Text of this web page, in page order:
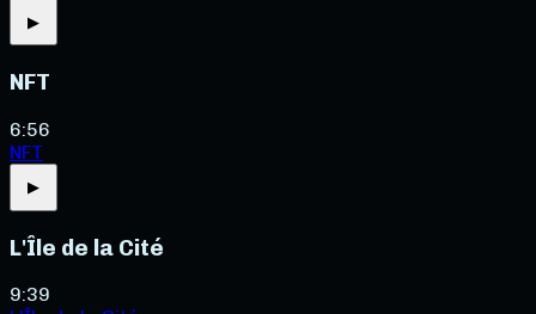
▶
NFT
6:56
NFT
▶
L'Île de la Cité
9:39